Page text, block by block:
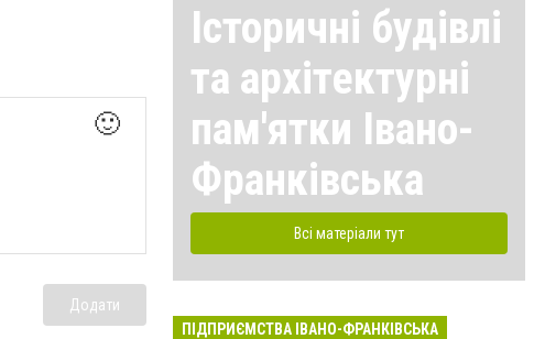
🙂
Додати
Історичні будівлі
та архітектурні
пам'ятки Івано-
Франківська
Всі матеріали тут
ПІДПРИЄМСТВА ІВАНО-ФРАНКІВСЬКА